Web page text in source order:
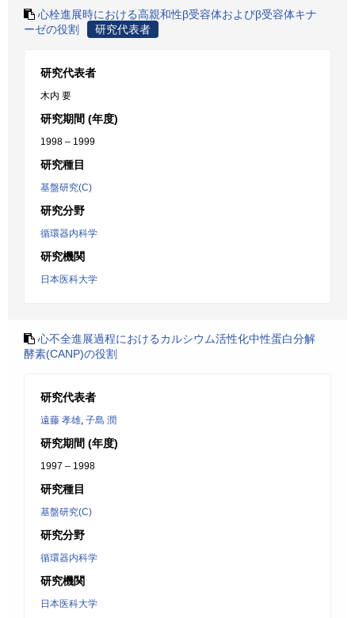
心栓進展時における高親和性β受容体およびβ受容体キナ
ーゼの役割
研究代表者
研究代表者
木内 要
研究期間 (年度)
1998 – 1999
研究種目
基盤研究(C)
研究分野
循環器内科学
研究機関
日本医科大学
心不全進展過程におけるカルシウム活性化中性蛋白分解
酵素(CANP)の役割
研究代表者
遠藤 孝雄, 子島 潤
研究期間 (年度)
1997 – 1998
研究種目
基盤研究(C)
研究分野
循環器内科学
研究機関
日本医科大学